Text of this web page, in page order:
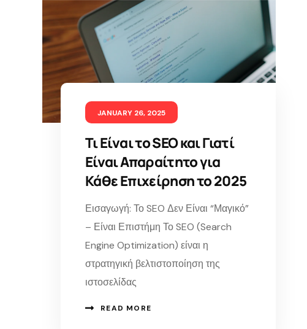
JANUARY 26, 2025
Τι Είναι το SEO και Γιατί
Είναι Απαραίτητο για
Κάθε Επιχείρηση το 2025
Εισαγωγή: Το SEO Δεν Είναι “Μαγικό”
– Είναι Επιστήμη Το SEO (Search
Engine Optimization) είναι η
στρατηγική βελτιστοποίηση της
ιστοσελίδας
READ MORE